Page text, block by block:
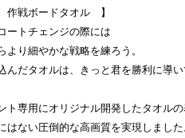
作戦ボードタオル 】
ートチェンジの際には
より細やかな戦略を練ろう。
んだタオルは、きっと君を勝利に導い
ト専用にオリジナル開発したタオルの
はない圧倒的な高画質を実現しました